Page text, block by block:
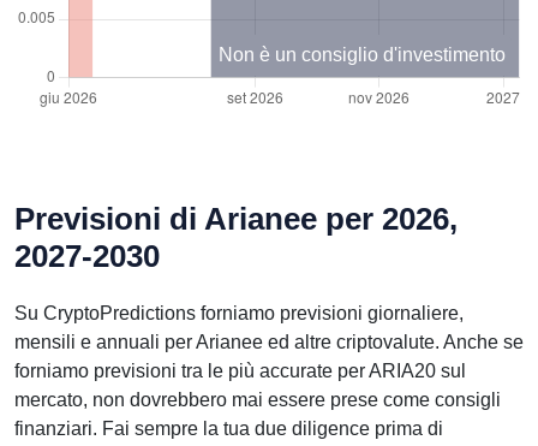
Non è un consiglio d'investimento
Previsioni di Arianee per 2026,
2027-2030
Su CryptoPredictions forniamo previsioni giornaliere,
mensili e annuali per Arianee ed altre criptovalute. Anche se
forniamo previsioni tra le più accurate per ARIA20 sul
mercato, non dovrebbero mai essere prese come consigli
finanziari. Fai sempre la tua due diligence prima di